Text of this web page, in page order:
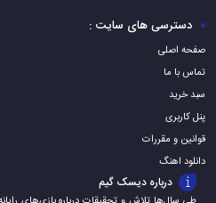
دسترسی های سایت :
صفحه اصلی
تماس با ما
سبد خرید
پنل کاربری
قوانین و مقررات
دانلود اهنگ
درباره دیسک گیم